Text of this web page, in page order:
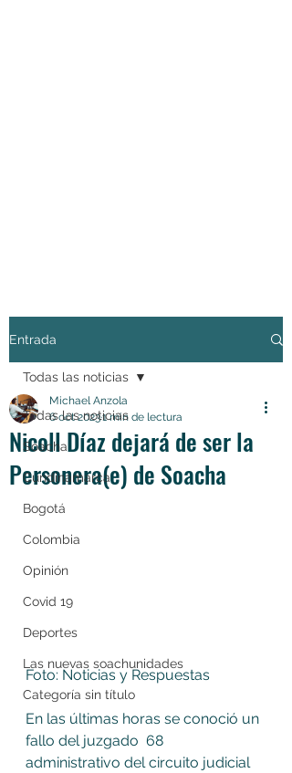
Entrada
Todas las noticias
Soacha
Cundinamarca
Bogotá
Colombia
Opinión
Covid 19
Deportes
Las nuevas soachunidades
Categoría sin título
Todas las noticias
Nicoll Díaz dejará de ser la
Personera(e) de Soacha
Michael Anzola
6 oct 20231 min de lectura
Foto: Noticias y Respuestas
En las últimas horas se conoció un
fallo del juzgado  68
administrativo del circuito judicial